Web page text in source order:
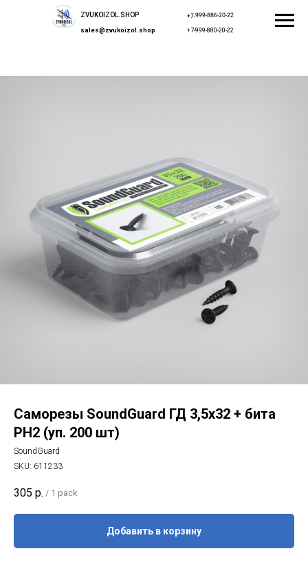
+7-999-880-20-22
+7-999-886-20-22
sales@zvukoizol.shop
ZVUKOIZOL.SHOP
Саморезы SoundGuard ГД 3,5х32 + бита
PH2 (уп. 200 шт)
SoundGuard
SKU: 611233
305 р. / 1 pack
Добавить в корзину